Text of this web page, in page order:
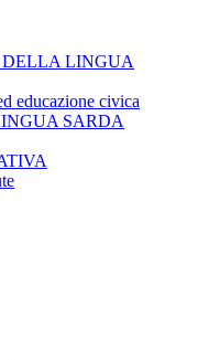
LINGUA
educazione civica
SARDA